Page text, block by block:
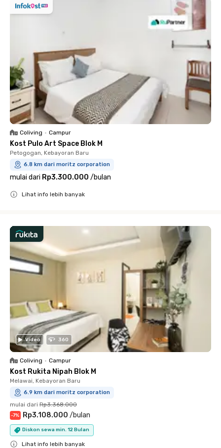
Coliving • Campur
Kost Pulo Art Space Blok M
Petogogan, Kebayoran Baru
6.8 km dari moritz corporation
mulai dari Rp3.300.000 /bulan
Lihat info lebih banyak
Video 360
Coliving • Campur
Kost Rukita Nipah Blok M
Melawai, Kebayoran Baru
6.9 km dari moritz corporation
mulai dari Rp3.368.000
-7% Rp3.108.000 /bulan
Diskon sewa min. 12 Bulan
Lihat info lebih banyak